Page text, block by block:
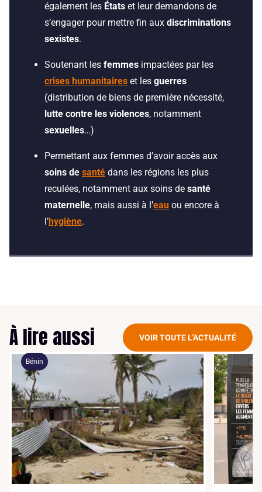
également les États et leur demandons de
s’engager pour mettre fin aux discriminations
sexistes.
Soutenant les femmes impactées par les
crises humanitaires et les guerres
(distribution de biens de première nécessité,
lutte contre les violences, notamment
sexuelles…)
Permettant aux femmes d’avoir accès aux
soins de santé dans les régions les plus
reculées, notamment aux soins de santé
maternelle, mais aussi à l’eau ou encore à
l’hygiène.
À lire aussi VOIR TOUTE L'ACTUALITÉ
Bénin